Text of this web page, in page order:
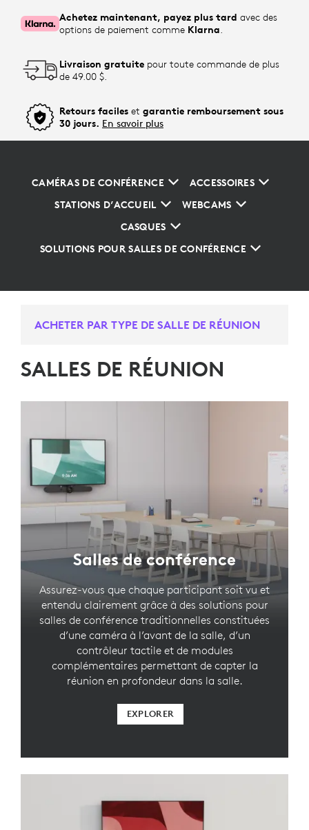
Achetez maintenant, payez plus tard avec des
options de paiement comme Klarna.
Livraison gratuite pour toute commande de plus
de 49.00 $.
Retours faciles et garantie remboursement sous
30 jours. En savoir plus
CAMÉRAS DE CONFÉRENCE
ACCESSOIRES
STATIONS D’ACCUEIL
WEBCAMS
CASQUES
SOLUTIONS POUR SALLES DE CONFÉRENCE
ACHETER PAR TYPE DE SALLE DE RÉUNION
SALLES DE RÉUNION
Salles de conférence
Assurez-vous que chaque participant soit vu et
entendu clairement grâce à des solutions pour
salles de conférence traditionnelles constituées
d’une caméra à l’avant de la salle, d’un
contrôleur tactile et de modules
complémentaires permettant de capter la
réunion en profondeur dans la salle.
EXPLORER